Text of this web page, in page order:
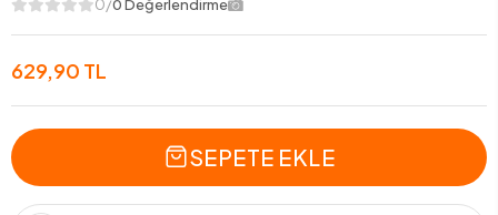
0/0 Değerlendirme
629,90 TL
SEPETE EKLE